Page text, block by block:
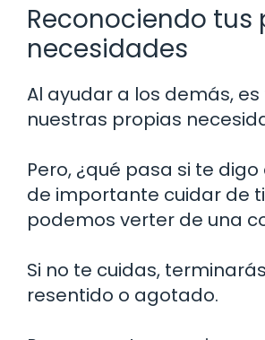
Reconociendo tus
necesidades
Al ayudar a los demás,
nuestras propias
Pero, ¿qué pasa si te
de importante cuidar de
podemos verter de una
Si no te cuidas,
resentido o agotado.